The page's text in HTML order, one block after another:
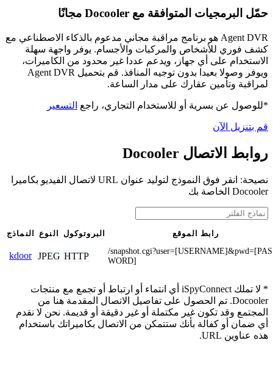
حمّل البرمجيات المتوافقة مع Docooler مجانًا
Agent DVR هو برنامج مراقبة مجاني مدعوم بالذكاء الاصطناعي مع
كشف فوري للأشخاص والمركبات والأجسام. يوفر واجهة سهلة
الاستخدام على أي جهاز، ويدعم عددا غير محدود من الكاميرات،
ويوفر وصولا بعيدا بدون توجيه المنافذ. قم بتحميل Agent DVR
لمراقبة وتأمين عقارك على مدار الساعة.
*للوصول عن بسرية أو للاستخدام التجاري، راجع التسعير
قم بتنزيل الآن
روابط الاتصال Docooler
نصيحة: انقر فوق النموذج لتوليد عنوان URL لاتصال الفيديو بكاميرا
Docooler الخاصة بك
النماذج النوع البروتوكول رابط الموقع
kdoor JPEG HTTP
/
WORD]
* لا تملك iSpyConnect أي انتماء أو ارتباط أو تجمع مع منتجات
Docooler. تم الحصول على تفاصيل الاتصال المقدمة هنا من
المجتمع وقد تكون غير مكتملة أو غير دقيقة أو قديمة. نحن لا نقدم
أي ضمان أو كفالة بأنك ستتمكن من الاتصال بكاميراتك باستخدام
هذه عناوين URL.